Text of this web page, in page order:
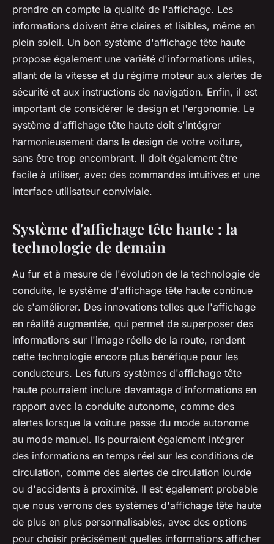
prendre en compte la qualité de l'affichage. Les
informations doivent être claires et lisibles, même en
plein soleil. Un bon système d'affichage tête haute
propose également une variété d'informations utiles,
allant de la vitesse et du régime moteur aux alertes de
sécurité et aux instructions de navigation. Enfin, il est
important de considérer le design et l'ergonomie. Le
système d'affichage tête haute doit s'intégrer
harmonieusement dans le design de votre voiture,
sans être trop encombrant. Il doit également être
facile à utiliser, avec des commandes intuitives et une
interface utilisateur conviviale.
Système d'affichage tête haute : la
technologie de demain
Au fur et à mesure de l'évolution de la technologie de
conduite, le système d'affichage tête haute continue
de s'améliorer. Des innovations telles que l'affichage
en réalité augmentée, qui permet de superposer des
informations sur l'image réelle de la route, rendent
cette technologie encore plus bénéfique pour les
conducteurs. Les futurs systèmes d'affichage tête
haute pourraient inclure davantage d'informations en
rapport avec la conduite autonome, comme des
alertes lorsque la voiture passe du mode autonome
au mode manuel. Ils pourraient également intégrer
des informations en temps réel sur les conditions de
circulation, comme des alertes de circulation lourde
ou d'accidents à proximité. Il est également probable
que nous verrons des systèmes d'affichage tête haute
de plus en plus personnalisables, avec des options
pour choisir précisément quelles informations afficher